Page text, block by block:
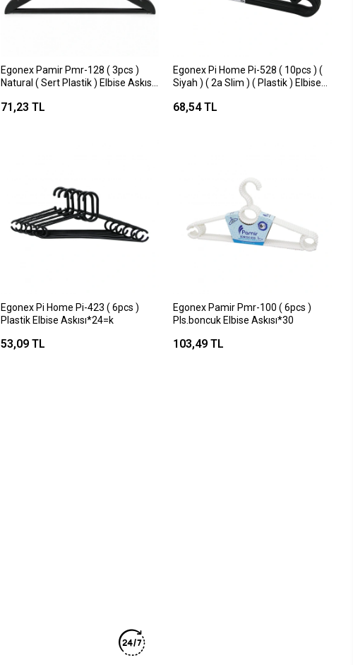
Egonex Pamir Pmr-128 ( 3pcs )
Natural ( Sert Plastik ) Elbise Askısı
71,23 TL
Egonex Pi Home Pi-528 ( 10pcs ) (
Siyah ) ( 2a Slim ) ( Plastik ) Elbise
68,54 TL
Egonex Pi Home Pi-423 ( 6pcs )
Plastik Elbise Askısı*24=k
53,09 TL
Egonex Pamir Pmr-100 ( 6pcs )
Pls.boncuk Elbise Askısı*30
103,49 TL